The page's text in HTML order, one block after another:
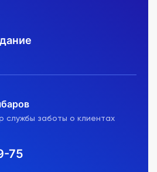
службы заботы о клиентах
75